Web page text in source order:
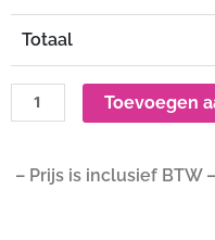
Totaal
Toevoegen
– Prijs is inclusief BTW –